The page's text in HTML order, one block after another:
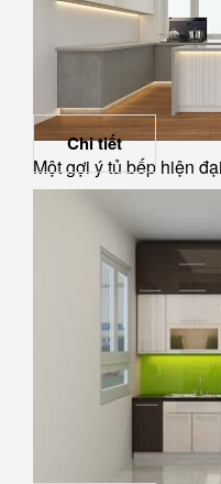
Một gợi ý tủ bếp hiện
Chi tiết